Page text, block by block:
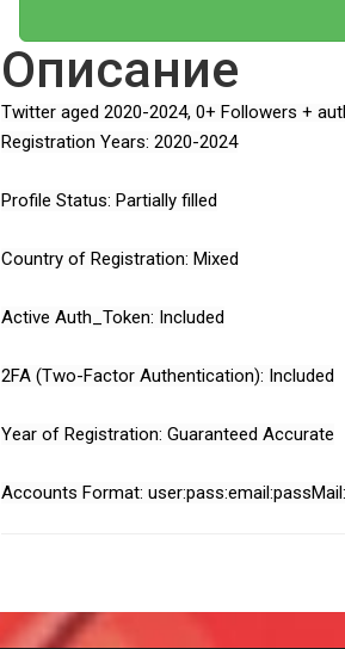
Описание
Twitter aged 2020-2024, 0+ Followers +
Registration Years: 2020-2024
Profile Status: Partially filled
Country of Registration: Mixed
Active Auth_Token: Included
2FA (Two-Factor Authentication): Included
Year of Registration: Guaranteed Accurate
Accounts Format: